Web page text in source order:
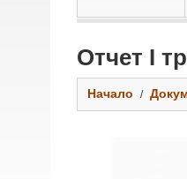
Отчет I
Начало